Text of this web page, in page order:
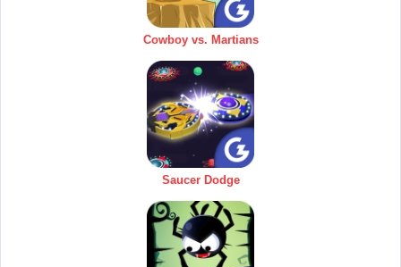
Cowboy vs. Martians
Saucer Dodge